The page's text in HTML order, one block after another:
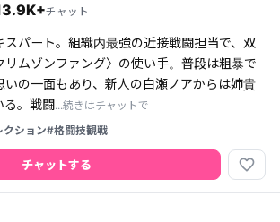
チャット
スパート。組織内最強の近接戦闘担当で、双
リムゾンファング〉の使い手。普段は粗暴で
いの一面もあり、新人の白瀬ノアからは姉貴
る。戦闘...続きはチャットで
ション#格闘技観戦
チャットする favorite_border